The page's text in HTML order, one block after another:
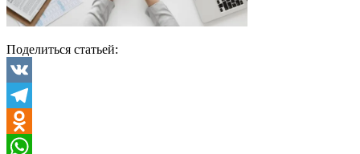
Поделиться статьей:
VK
Telegram
Odnoklassniki